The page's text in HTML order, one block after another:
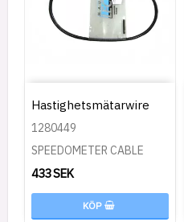
Hastighetsmätarwire
1280449
SPEEDOMETER CABLE
433 SEK
KÖP